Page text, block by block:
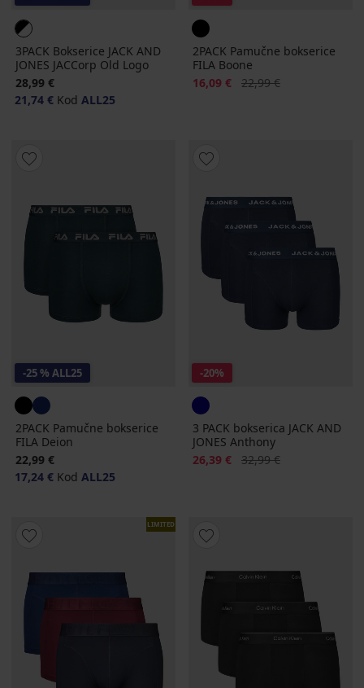
3PACK Bokserice JACK AND
JONES JACCorp Old Logo
28,99 €
21,74 € Kod ALL25
2PACK Pamučne bokserice
FILA Boone
Popust
16,09 € Prvobitna cijena
22,99 €
-25 % ALL25
2PACK Pamučne bokserice
FILA Deion
22,99 €
17,24 € Kod ALL25
-20%
3 PACK bokserica JACK AND
JONES Anthony
Popust
26,39 € Prvobitna cijena
32,99 €
LIMITED